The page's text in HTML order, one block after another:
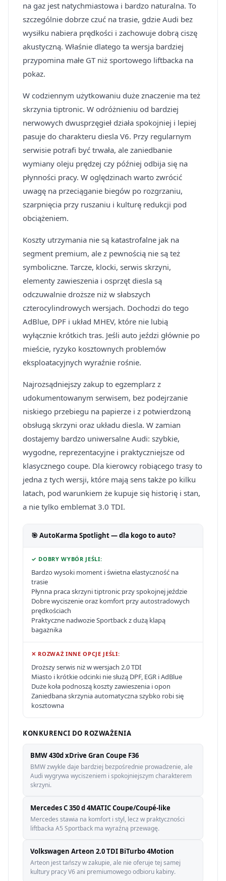
na gaz jest natychmiastowa i bardzo naturalna. To
szczególnie dobrze czuć na trasie, gdzie Audi bez
wysiłku nabiera prędkości i zachowuje dobrą ciszę
akustyczną. Właśnie dlatego ta wersja bardziej
przypomina małe GT niż sportowego liftbacka na
pokaz.
W codziennym użytkowaniu duże znaczenie ma też
skrzynia tiptronic. W odróżnieniu od bardziej
nerwowych dwusprzęgieł działa spokojniej i lepiej
pasuje do charakteru diesla V6. Przy regularnym
serwisie potrafi być trwała, ale zaniedbanie
wymiany oleju prędzej czy później odbija się na
płynności pracy. W oględzinach warto zwrócić
uwagę na przeciąganie biegów po rozgrzaniu,
szarpnięcia przy ruszaniu i kulturę redukcji pod
obciążeniem.
Koszty utrzymania nie są katastrofalne jak na
segment premium, ale z pewnością nie są też
symboliczne. Tarcze, klocki, serwis skrzyni,
elementy zawieszenia i osprzęt diesla są
odczuwalnie droższe niż w słabszych
czterocylindrowych wersjach. Dochodzi do tego
AdBlue, DPF i układ MHEV, które nie lubią
wyłącznie krótkich tras. Jeśli auto jeździ głównie po
mieście, ryzyko kosztownych problemów
eksploatacyjnych wyraźnie rośnie.
Najrozsądniejszy zakup to egzemplarz z
udokumentowanym serwisem, bez podejrzanie
niskiego przebiegu na papierze i z potwierdzoną
obsługą skrzyni oraz układu diesla. W zamian
dostajemy bardzo uniwersalne Audi: szybkie,
wygodne, reprezentacyjne i praktyczniejsze od
klasycznego coupe. Dla kierowcy robiącego trasy to
jedna z tych wersji, które mają sens także po kilku
latach, pod warunkiem że kupuje się historię i stan,
a nie tylko emblemat 3.0 TDI.
🎯 AutoKarma Spotlight — dla kogo to auto?
✓ DOBRY WYBÓR JEŚLI:
Bardzo wysoki moment i świetna elastyczność na
trasie
Płynna praca skrzyni tiptronic przy spokojnej jeździe
Dobre wyciszenie oraz komfort przy autostradowych
prędkościach
Praktyczne nadwozie Sportback z dużą klapą
bagażnika
✕ ROZWAŻ INNE OPCJE JEŚLI:
Droższy serwis niż w wersjach 2.0 TDI
Miasto i krótkie odcinki nie służą DPF, EGR i AdBlue
Duże koła podnoszą koszty zawieszenia i opon
Zaniedbana skrzynia automatyczna szybko robi się
kosztowna
KONKURENCI DO ROZWAŻENIA
BMW 430d xDrive Gran Coupe F36
BMW zwykle daje bardziej bezpośrednie prowadzenie, ale
Audi wygrywa wyciszeniem i spokojniejszym charakterem
skrzyni.
Mercedes C 350 d 4MATIC Coupe/Coupé-like
Mercedes stawia na komfort i styl, lecz w praktyczności
liftbacka A5 Sportback ma wyraźną przewagę.
Volkswagen Arteon 2.0 TDI BiTurbo 4Motion
Arteon jest tańszy w zakupie, ale nie oferuje tej samej
kultury pracy V6 ani premiumowego odbioru kabiny.